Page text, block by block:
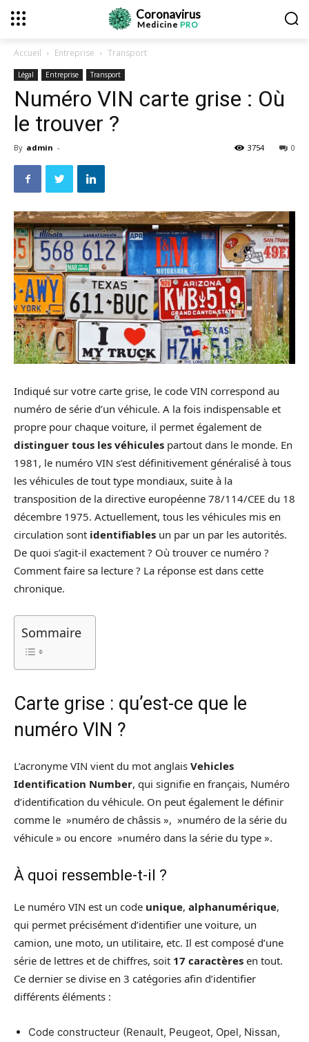
Coronavirus
MedicinePRO
Accueil Entreprise Transport
Légal Entreprise Transport
Numéro VIN carte grise : Où
le trouver ?
By admin - 0
3754
Indiqué sur votre carte grise, le code VIN correspond au
numéro de série d’un véhicule. A la fois indispensable et
propre pour chaque voiture, il permet également de
distinguer tous les véhicules partout dans le monde. En
1981, le numéro VIN s’est définitivement généralisé à tous
les véhicules de tout type mondiaux, suite à la
transposition de la directive européenne 78/114/CEE du 18
décembre 1975. Actuellement, tous les véhicules mis en
circulation sont identifiables un par un par les autorités.
De quoi s’agit-il exactement ? Où trouver ce numéro ?
Comment faire sa lecture ? La réponse est dans cette
chronique.
Sommaire
Carte grise : qu’est-ce que le
numéro VIN ?
L’acronyme VIN vient du mot anglais Vehicles
Identification Number, qui signifie en français, Numéro
d’identification du véhicule. On peut également le définir
comme le »numéro de châssis », »numéro de la série du
véhicule » ou encore »numéro dans la série du type ».
À quoi ressemble-t-il ?
Le numéro VIN est un code unique, alphanumérique,
qui permet précisément d’identifier une voiture, un
camion, une moto, un utilitaire, etc. Il est composé d’une
série de lettres et de chiffres, soit 17 caractères en tout.
Ce dernier se divise en 3 catégories afin d’identifier
différents éléments :
Code constructeur (Renault, Peugeot, Opel, Nissan,